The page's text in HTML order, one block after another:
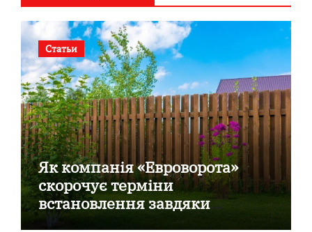
Статьи
Як компанія «Евроворота»
скорочує терміни
встановлення завдяки
готовим секційним воротам